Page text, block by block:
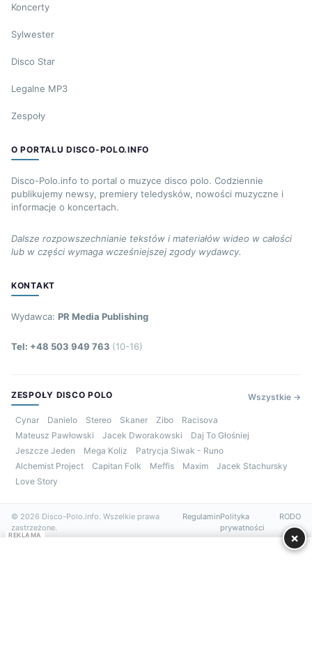
Koncerty
Sylwester
Disco Star
Legalne MP3
Zespoły
O PORTALU DISCO-POLO.INFO
Disco-Polo.info to portal o muzyce disco polo. Codziennie
publikujemy newsy, premiery teledysków, nowości muzyczne i
informacje o koncertach.
Dalsze rozpowszechnianie tekstów i materiałów wideo w całości
lub w części wymaga wcześniejszej zgody wydawcy.
KONTAKT
Wydawca: PR Media Publishing
Tel: +48 503 949 763 (10-16)
ZESPOŁY DISCO POLO Wszystkie →
Cynar Danielo Stereo Skaner Zibo
Racisova
Mateusz Pawłowski
Jacek Dworakowski
Daj To Głośniej
Jeszcze Jeden
Mega Koliz
Patrycja Siwak - Runo
Alchemist Project
Capitan Folk Meffis Maxim
Jacek Stachursky
Love Story
© 2026 Disco-Polo.info. Wszelkie prawa
zastrzeżone.
RegulaminPolityka
prywatności
RODO
REKLAMA ×